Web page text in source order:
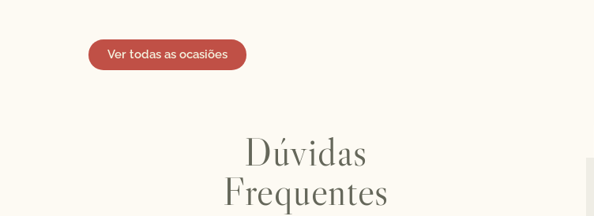
Ver todas as ocasiões
Dúvidas
Frequentes